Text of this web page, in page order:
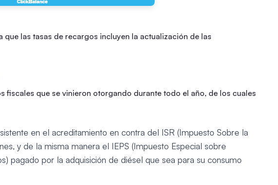
que las tasas de recargos incluyen la actualización de las
fiscales que se vinieron otorgando durante todo el año, de los cuales
en el acreditamiento en contra del ISR (Impuesto Sobre la
y de la misma manera el IEPS (Impuesto Especial sobre
pagado por la adquisición de diésel que sea para su consumo